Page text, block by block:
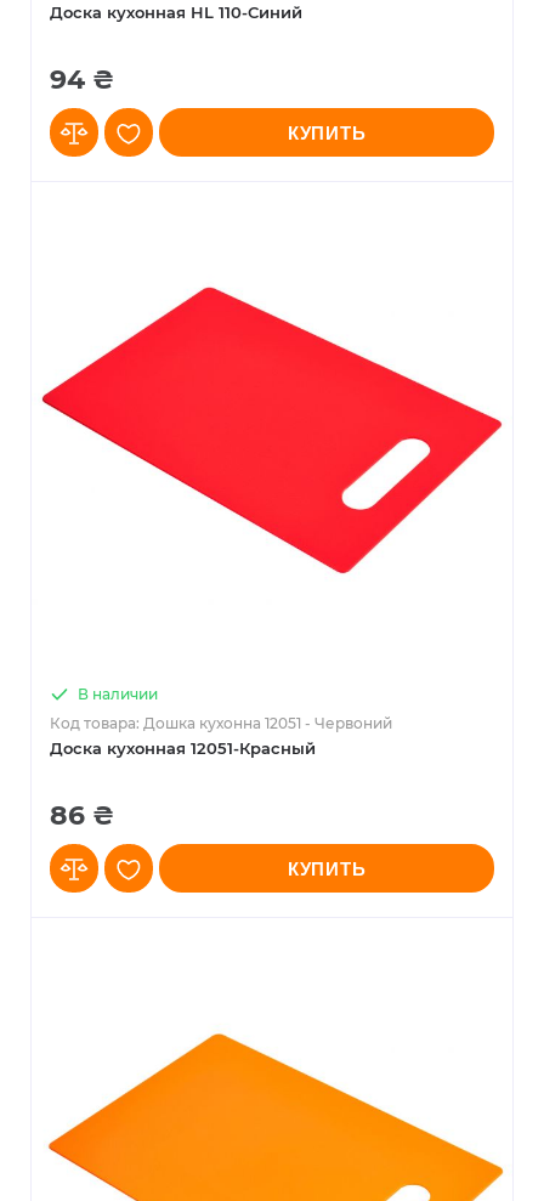
Доска кухонная HL 110-Синий
94 ₴
КУПИТЬ
Доска кухонная 12051-Красный
В наличии
Код товара: Дошка кухонна 12051 - Червоний
86 ₴
КУПИТЬ